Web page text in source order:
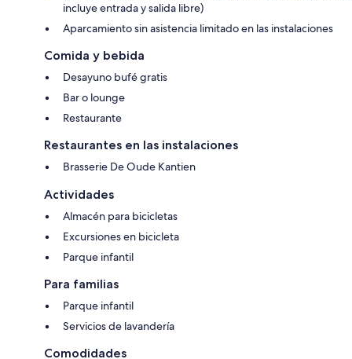
incluye entrada y salida libre)
Aparcamiento sin asistencia limitado en las instalaciones
Comida y bebida
Desayuno bufé gratis
Bar o lounge
Restaurante
Restaurantes en las instalaciones
Brasserie De Oude Kantien
Actividades
Almacén para bicicletas
Excursiones en bicicleta
Parque infantil
Para familias
Parque infantil
Servicios de lavandería
Comodidades